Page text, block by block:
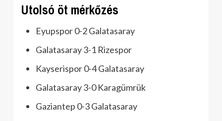
Utolsó öt mérkőzés
Eyupspor 0-2 Galatasaray
Galatasaray 3-1 Rizespor
Kayserispor 0-4 Galatasaray
Galatasaray 3-0 Karagümrük
Gaziantep 0-3 Galatasaray